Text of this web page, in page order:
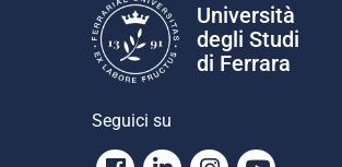
Università
degli Studi
di Ferrara
Seguici su